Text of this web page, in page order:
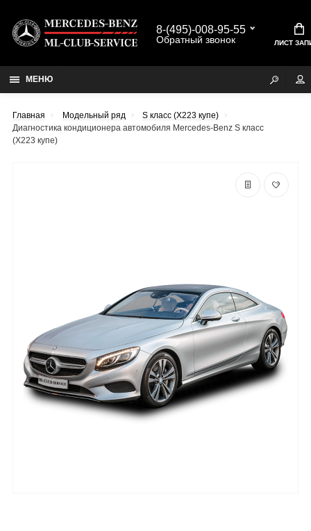
8-(495)-008-95-55
Обратный звонок ЛИСТ
МЕНЮ
Главная Модельный ряд
S класс (X223 купе)
Диагностика кондиционера автомобиля Mercedes-Benz S класс
(X223 купе)